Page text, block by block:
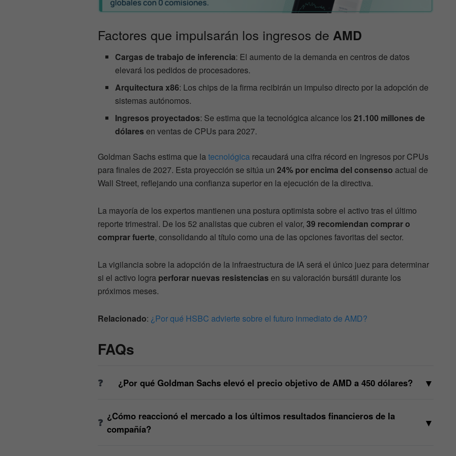
Factores que impulsarán los ingresos de AMD
Cargas de trabajo de inferencia: El aumento de la demanda en centros de datos
elevará los pedidos de procesadores.
Arquitectura x86: Los chips de la firma recibirán un impulso directo por la adopción de
sistemas autónomos.
Ingresos proyectados: Se estima que la tecnológica alcance los21.100 millones de
dólares en ventas de CPUs para 2027.
Goldman Sachs estima que latecnológica recaudará una cifra récord en ingresos por CPUs
para finales de 2027. Esta proyección se sitúa un 24% por encima del consenso actual de
Wall Street, reflejando una confianza superior en la ejecución de la directiva.
La mayoría de los expertos mantienen una postura optimista sobre el activo tras el último
reporte trimestral. De los 52 analistas que cubren el valor, 39 recomiendan comprar o
comprar fuerte, consolidando al título como una de las opciones favoritas del sector.
La vigilancia sobre la adopción de la infraestructura de IA será el único juez para determinar
si el activo logra perforar nuevas resistencias en su valoración bursátil durante los
próximos meses.
Relacionado: ​¿Por qué HSBC advierte sobre el futuro inmediato de AMD?
FAQs
¿Por qué Goldman Sachs elevó el precio objetivo de AMD a 450 dólares? ▼
¿Cómo reaccionó el mercado a los últimos resultados financieros de la
compañía?
▼